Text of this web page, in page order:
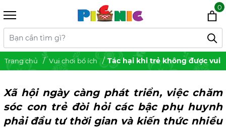
0
Trang chủ Vui chơi bổ ích Tác hại khi trẻ không được vui
Xã hội ngày càng phát triển, việc chăm
sóc con trẻ đòi hỏi các bậc phụ huynh
phải đầu tư thời gian và kiến thức nhiều